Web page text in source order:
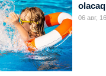
olacaq
06 авг,